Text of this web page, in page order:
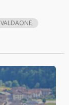
VALDAONE